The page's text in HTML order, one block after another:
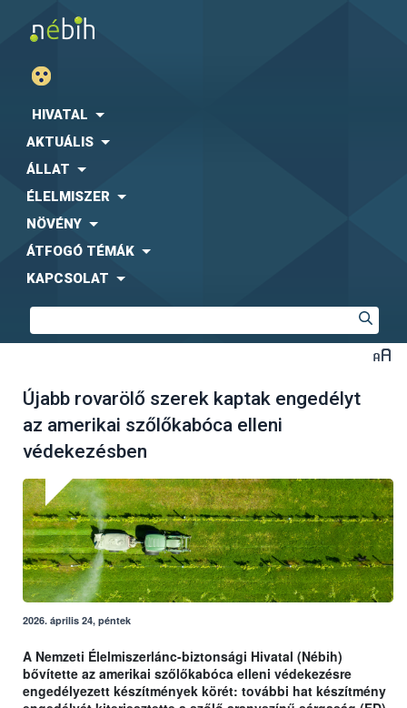
HIVATAL
AKTUÁLIS
ÁLLAT
ÉLELMISZER
NÖVÉNY
ÁTFOGÓ TÉMÁK
KAPCSOLAT
Újabb rovarölő szerek kaptak engedélyt
az amerikai szőlőkabóca elleni
védekezésben
2026. április 24, péntek
A Nemzeti Élelmiszerlánc-biztonsági Hivatal (Nébih)
bővítette az amerikai szőlőkabóca elleni védekezésre
engedélyezett készítmények körét: további hat készítmény